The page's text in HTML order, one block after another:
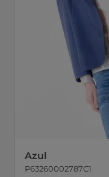
Azul
P63260002787C1